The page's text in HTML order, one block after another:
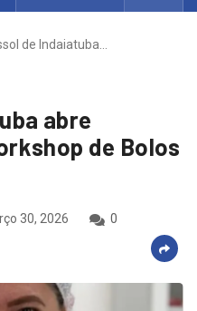
de Indaiatuba…
abre
de Bolos
30, 2026
0